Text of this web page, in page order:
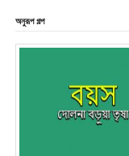
অনুরূপ গল্প